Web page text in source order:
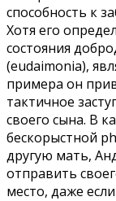
способность к
Хотя его
состояния
(eudaimonia),
примера он
тактичное
своего сына. В
бескорыстной
другую мать,
отправить
место, даже